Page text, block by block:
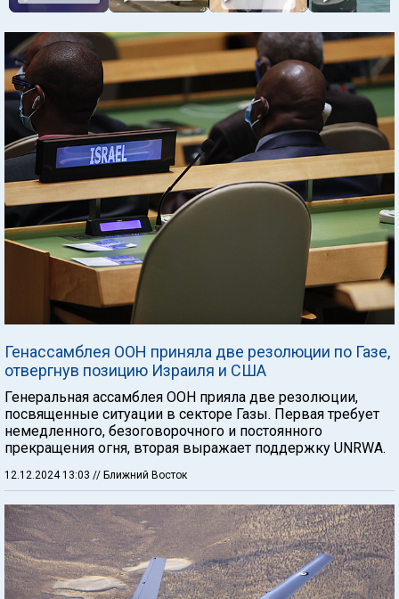
Генассамблея ООН приняла две резолюции по Газе,
отвергнув позицию Израиля и США
Генеральная ассамблея ООН прияла две резолюции,
посвященные ситуации в секторе Газы. Первая требует
немедленного, безоговорочного и постоянного
прекращения огня, вторая выражает поддержку UNRWA.
12.12.2024 13:03 // Ближний Восток